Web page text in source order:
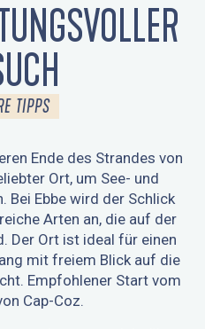
TIPPS
Ende des Strandes von
Ort, um See- und
Bei Ebbe wird der Schlick
Arten an, die auf der
Der Ort ist ideal für einen
mit freiem Blick auf die
Empfohlener Start vom
Cap-Coz.